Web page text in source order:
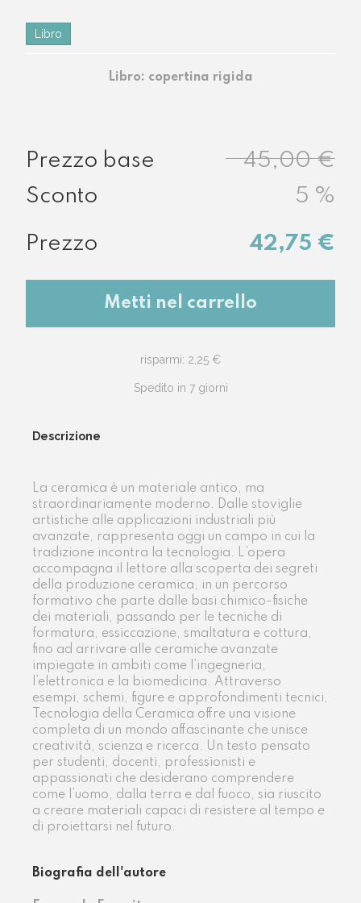
Libro
Libro: copertina rigida
45,00 €
42,75 €
5 %
Metti nel carrello
risparmi: 2,25 €
Spedito in 7 giorni
Descrizione
La ceramica è un materiale antico, ma
straordinariamente moderno. Dalle stoviglie
artistiche alle applicazioni industriali più
avanzate, rappresenta oggi un campo in cui la
tradizione incontra la tecnologia. L’opera
accompagna il lettore alla scoperta dei segreti
della produzione ceramica, in un percorso
formativo che parte dalle basi chimico-fisiche
dei materiali, passando per le tecniche di
formatura, essiccazione, smaltatura e cottura,
fino ad arrivare alle ceramiche avanzate
impiegate in ambiti come l’ingegneria,
l’elettronica e la biomedicina. Attraverso
esempi, schemi, figure e approfondimenti tecnici,
Tecnologia della Ceramica offre una visione
completa di un mondo affascinante che unisce
creatività, scienza e ricerca. Un testo pensato
per studenti, docenti, professionisti e
appassionati che desiderano comprendere
come l’uomo, dalla terra e dal fuoco, sia riuscito
a creare materiali capaci di resistere al tempo e
di proiettarsi nel futuro.
Biografia dell'autore